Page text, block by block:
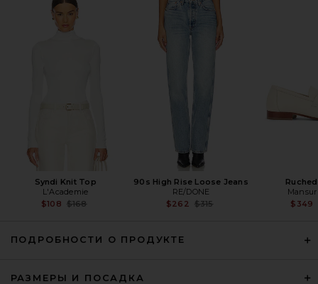
Beaufille Tadao Jacket in Beige
Beaufille
Предыдущая цена:
Syndi Knit Top
L'Academie
$108 Previous price:
$168
90s High Rise Loose Jeans
RE/DONE
$262 Previous price:
$315
$349
ПОДРОБНОСТИ О ПРОДУКТЕ
РАЗМЕРЫ И ПОСАДКА